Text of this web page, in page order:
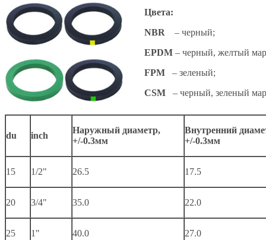
Цвета:
NBR – черный;
EPDM – черный, желтый
FPM – зеленый;
CSM – черный, зеленый
du inch
Наружный диаметр,
+/-0.3мм
Внутренний
+/-0.3мм
15 1/2" 26.5 17.5
20 3/4" 35.0 22.0
25 1" 40.0 27.0